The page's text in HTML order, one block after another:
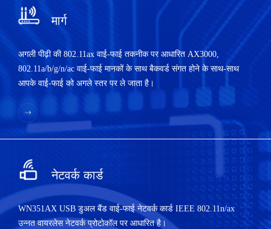
मार्ग
अगली पीढ़ी की 802.11ax वाई-फाई तकनीक पर आधारित AX3000,
802.11a/b/g/n/ac वाई-फाई मानकों के साथ बैकवर्ड संगत होने के साथ-साथ
आपके वाई-फाई को अगले स्तर पर ले जाता है।
नेटवर्क कार्ड
WN351AX USB डुअल बैंड वाई-फाई नेटवर्क कार्ड IEEE 802.11n/ax
उन्नत वायरलेस नेटवर्क प्रोटोकॉल पर आधारित है।